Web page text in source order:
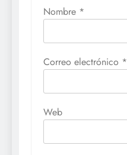
Nombre *
Correo electrónico *
Web